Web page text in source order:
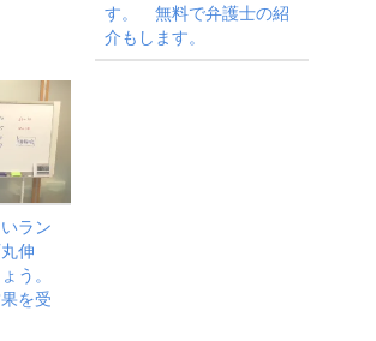
す。 無料で弁護士の紹
介もします。
ラン
伸
う。
を受